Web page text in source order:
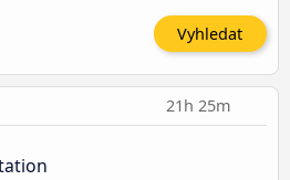
Vyhledat
21h 25m